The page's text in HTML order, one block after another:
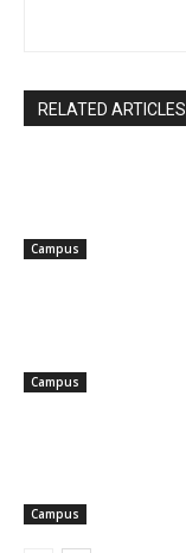
RELATED ARTICLES
Campus
Campus
Campus